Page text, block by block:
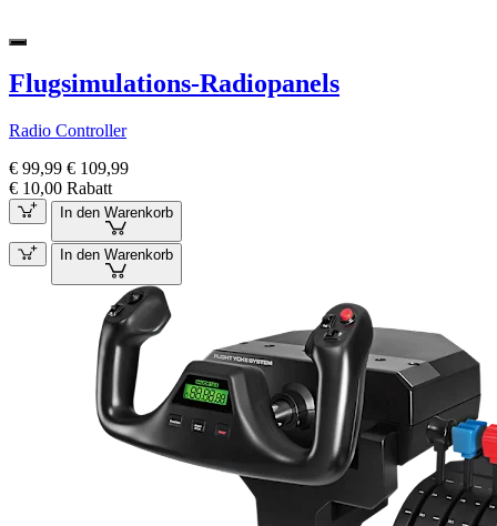
Flugsimulations-Radiopanels
Radio Controller
€ 99,99 € 109,99
€ 10,00 Rabatt
In den Warenkorb
In den Warenkorb